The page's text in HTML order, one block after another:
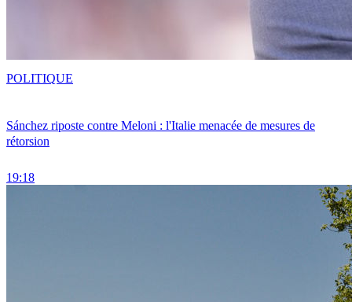
Sánchez riposte contre Meloni : l'Italie menacée de mesures de
rétorsion
19:18
POLITIQUE